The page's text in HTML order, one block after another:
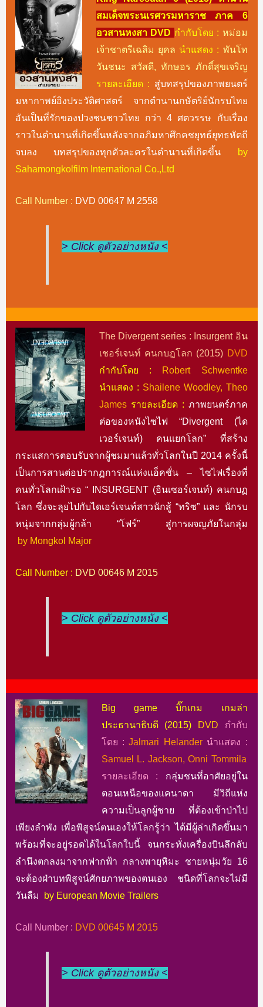
สมเด็จพระนเรศวรมหาราช ภาค 6
อวสานหงสา DVD กำกับโดย : หม่อม
เจ้าชาตรีเฉลิม ยุคล นำแสดง : พันโท
วันชนะ สวัสดี, ทักษอร ภักดิ์สุขเจริญ
รายละเอียด : สู่บทสรุปของภาพยนตร์
มหากาพย์อิงประวัติศาสตร์ จากตำนานกษัตริย์นักรบไทย
อันเป็นที่รักของปวงชนชาวไทย กว่า 4 ศตวรรษ กับเรื่อง
ราวในตำนานที่เกิดขึ้นหลังจากอภิมหาศึกคชยุทธ์ยุทธหัตถี
จบลง บทสรุปของทุกตัวละครในตำนานที่เกิดขึ้น
by
Sahamongkolfilm International Co.,Ltd
Call Number : DVD 00647 M 2558
> Click ดูตัวอย่างหนัง <
The Divergent series : Insurgent อิน
เชอร์เจนท์ คนกบฎโลก (2015) DVD
กำกับโดย : Robert Schwentke
นำแสดง : Shailene Woodley, Theo
James รายละเอียด : ภาพยนตร์ภาค
ต่อของหนังไซไฟ “Divergent (ได
เวอร์เจนท์) คนแยกโลก” ที่สร้าง
กระแสการตอบรับจากผู้ชมมาแล้วทั่วโลกในปี 2014 ครั้งนี้
เป็นการสานต่อปรากฏการณ์แห่งแอ็คชั่น – ไซไฟเรื่องที่
คนทั่วโลกเฝ้ารอ “ INSURGENT (อินเซอร์เจนท์) คนกบฏ
โลก ซึ่งจะลุยไปกับไดเอร์เจนท์สาวนักสู้ “ทริซ” และ นักรบ
หนุ่มจากกลุ่มผู้กล้า “โฟร์” สู่การผจญภัยในกลุ่ม
by Mongkol Major
Call Number : DVD 00646 M 2015
> Click ดูตัวอย่างหนัง <
Big game บิ๊กเกม เกมล่า
ประธานาธิบดี (2015)
DVD
กำกับ
โดย : Jalmari Helander นำแสดง :
Samuel L. Jackson, Onni Tommila
รายละเอียด :
กลุ่มชนที่อาศัยอยู่ใน
ตอนเหนือของแคนาดา มีวิถีแห่ง
ความเป็นลูกผู้ชาย ที่ต้องเข้าป่าไป
เพียงลำพัง เพื่อพิสูจน์ตนเองให้โลกรู้ว่า ได้มีผู้ล่าเกิดขึ้นมา
พร้อมที่จะอยู่รอดได้ในโลกใบนี้ จนกระทั่งเครื่องบินลึกลับ
ลำนึงตกลงมาจากฟากฟ้า กลางพายุหิมะ ชายหนุ่มวัย 16
จะต้องฝ่าบทพิสูจน์ศักยภาพของตนเอง ชนิดที่โลกจะไม่มี
วันลืม
by European Movie Trailers
Call Number : DVD 00645 M 2015
> Click ดูตัวอย่างหนัง <